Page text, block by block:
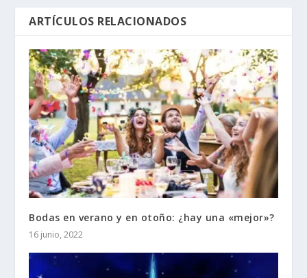
ARTÍCULOS RELACIONADOS
Bodas en verano y en otoño: ¿hay una «mejor»?
16 junio, 2022